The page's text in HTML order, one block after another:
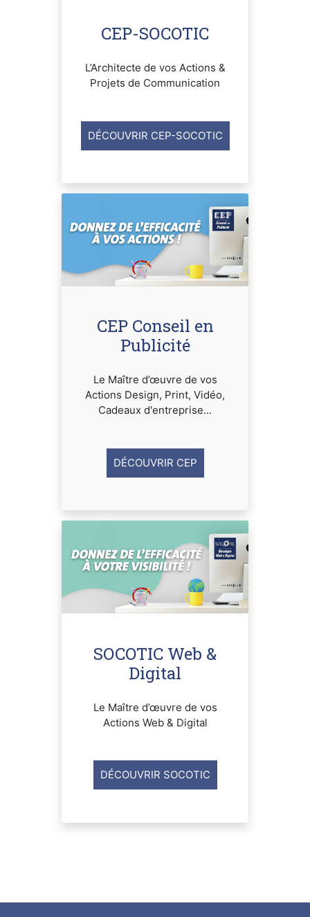
CEP-SOCOTIC
L’Architecte de vos Actions &
Projets de Communication
DÉCOUVRIR CEP-SOCOTIC
CEP Conseil en
Publicité
Le Maître d’œuvre de vos
Actions Design, Print, Vidéo,
Cadeaux d'entreprise...
DÉCOUVRIR CEP
SOCOTIC Web &
Digital
Le Maître d’œuvre de vos
Actions Web & Digital
DÉCOUVRIR SOCOTIC